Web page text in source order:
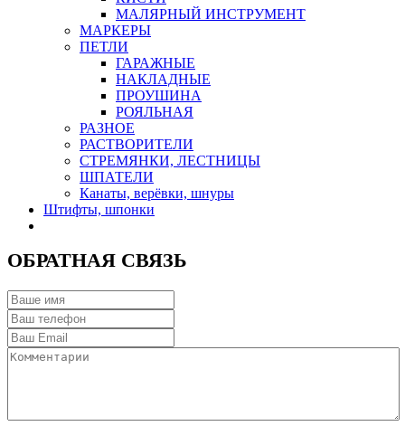
МАЛЯРНЫЙ ИНСТРУМЕНТ
МАРКЕРЫ
ПЕТЛИ
ГАРАЖНЫЕ
НАКЛАДНЫЕ
ПРОУШИНА
РОЯЛЬНАЯ
РАЗНОЕ
РАСТВОРИТЕЛИ
СТРЕМЯНКИ, ЛЕСТНИЦЫ
ШПАТЕЛИ
Канаты, верёвки, шнуры
Штифты, шпонки
ОБРАТНАЯ СВЯЗЬ